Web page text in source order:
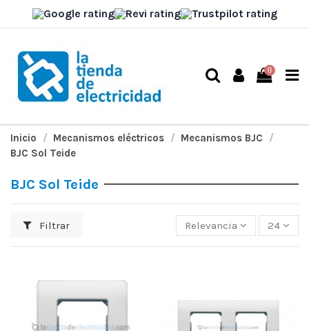
0
Inicio Mecanismos eléctricos
Mecanismos BJC
BJC Sol Teide
BJC Sol Teide
Filtrar Relevancia 24